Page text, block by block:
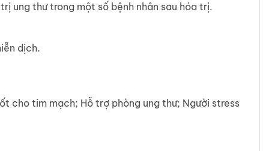
ung thư trong một số bệnh nhân sau hóa trị.
dịch.
cho tim mạch; Hỗ trợ phòng ung thư; Người stress